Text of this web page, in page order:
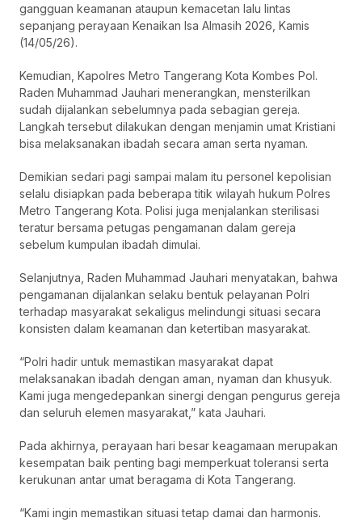
gangguan keamanan ataupun kemacetan lalu lintas
sepanjang perayaan Kenaikan Isa Almasih 2026, Kamis
(14/05/26).
Kemudian, Kapolres Metro Tangerang Kota Kombes Pol.
Raden Muhammad Jauhari menerangkan, mensterilkan
sudah dijalankan sebelumnya pada sebagian gereja.
Langkah tersebut dilakukan dengan menjamin umat Kristiani
bisa melaksanakan ibadah secara aman serta nyaman.
Demikian sedari pagi sampai malam itu personel kepolisian
selalu disiapkan pada beberapa titik wilayah hukum Polres
Metro Tangerang Kota. Polisi juga menjalankan sterilisasi
teratur bersama petugas pengamanan dalam gereja
sebelum kumpulan ibadah dimulai.
Selanjutnya, Raden Muhammad Jauhari menyatakan, bahwa
pengamanan dijalankan selaku bentuk pelayanan Polri
terhadap masyarakat sekaligus melindungi situasi secara
konsisten dalam keamanan dan ketertiban masyarakat.
“Polri hadir untuk memastikan masyarakat dapat
melaksanakan ibadah dengan aman, nyaman dan khusyuk.
Kami juga mengedepankan sinergi dengan pengurus gereja
dan seluruh elemen masyarakat,” kata Jauhari.
Pada akhirnya, perayaan hari besar keagamaan merupakan
kesempatan baik penting bagi memperkuat toleransi serta
kerukunan antar umat beragama di Kota Tangerang.
“Kami ingin memastikan situasi tetap damai dan harmonis.